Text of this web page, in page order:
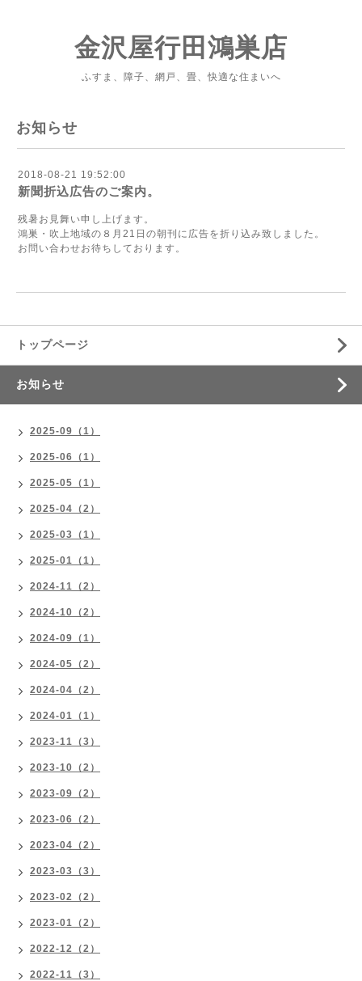
金沢屋行田鴻巣店
ふすま、障子、網戸、畳、快適な住まいへ
お知らせ
2018-08-21 19:52:00
新聞折込広告のご案内。
残暑お見舞い申し上げます。
鴻巣・吹上地域の８月21日の朝刊に広告を折り込み致しました。
お問い合わせお待ちしております。
トップページ
お知らせ
2025-09（1）
2025-06（1）
2025-05（1）
2025-04（2）
2025-03（1）
2025-01（1）
2024-11（2）
2024-10（2）
2024-09（1）
2024-05（2）
2024-04（2）
2024-01（1）
2023-11（3）
2023-10（2）
2023-09（2）
2023-06（2）
2023-04（2）
2023-03（3）
2023-02（2）
2023-01（2）
2022-12（2）
2022-11（3）